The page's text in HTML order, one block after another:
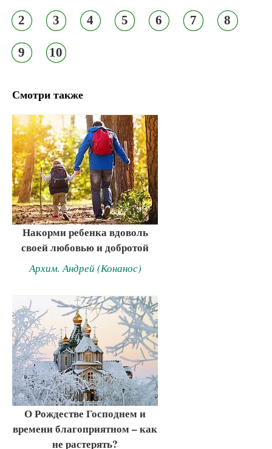
2 3 4 5 6 7 8
9 10
Смотри также
Накорми ребенка вдоволь
своей любовью и добротой
Архим. Андрей (Конанос)
О Рождестве Господнем и
времени благоприятном – как
не растерять?